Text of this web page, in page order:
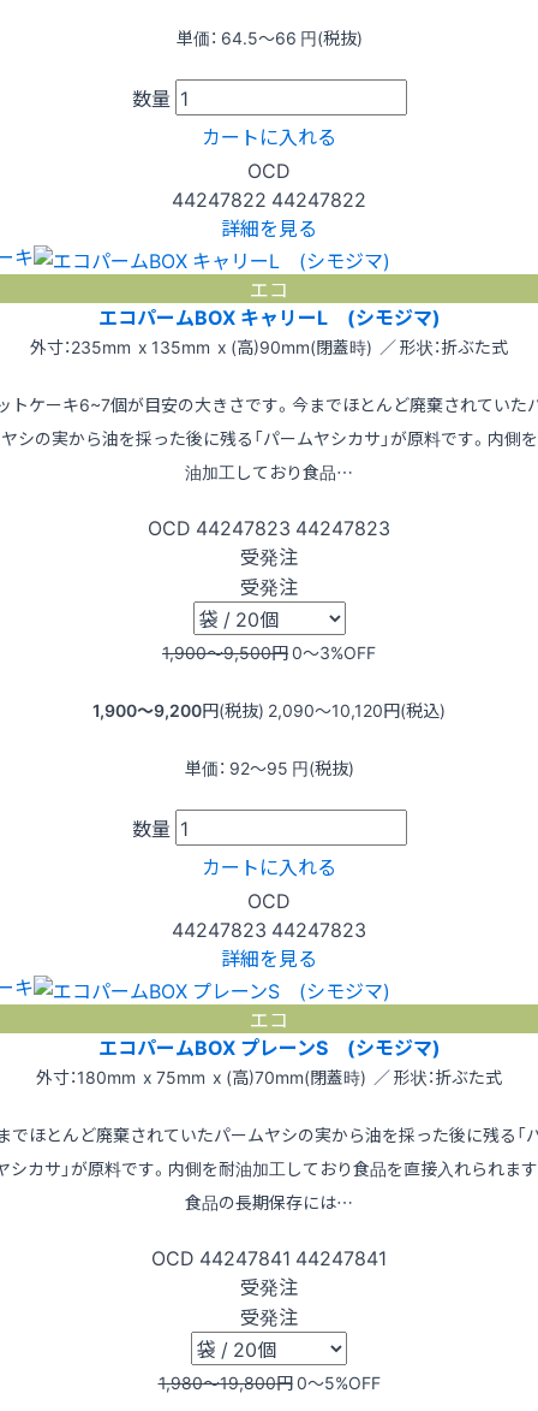
単価： 64.5〜66 円(税抜)
数量
カートに入れる
OCD
44247822 44247822
詳細を見る
キ
エコ
エコパームBOX キャリーL (シモジマ)
外寸：235mm x 135mm x (高)90mm(閉蓋時) ／ 形状：折ぶた式
トケーキ6~7個が目安の大きさです。今までほとんど廃棄されていた
シの実から油を採った後に残る「パームヤシカサ」が原料です。内側
油加工しており食品…
OCD 44247823 44247823
受発注
受発注
1,900〜9,500円0〜3%OFF
1,900〜9,200円(税抜) 2,090〜10,120円(税込)
単価： 92〜95 円(税抜)
数量
カートに入れる
OCD
44247823 44247823
詳細を見る
キ
エコ
エコパームBOX プレーンS (シモジマ)
外寸：180mm x 75mm x (高)70mm(閉蓋時) ／ 形状：折ぶた式
でほとんど廃棄されていたパームヤシの実から油を採った後に残る「
シカサ」が原料です。内側を耐油加工しており食品を直接入れられま
食品の長期保存には…
OCD 44247841 44247841
受発注
受発注
1,980〜19,800円0〜5%OFF